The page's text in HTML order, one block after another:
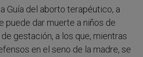
Guía del aborto terapéutico, a
puede dar muerte a niños de
gestación, a los que, mientras
en el seno de la madre, se